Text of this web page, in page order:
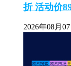
折 活动价
2026年08月07